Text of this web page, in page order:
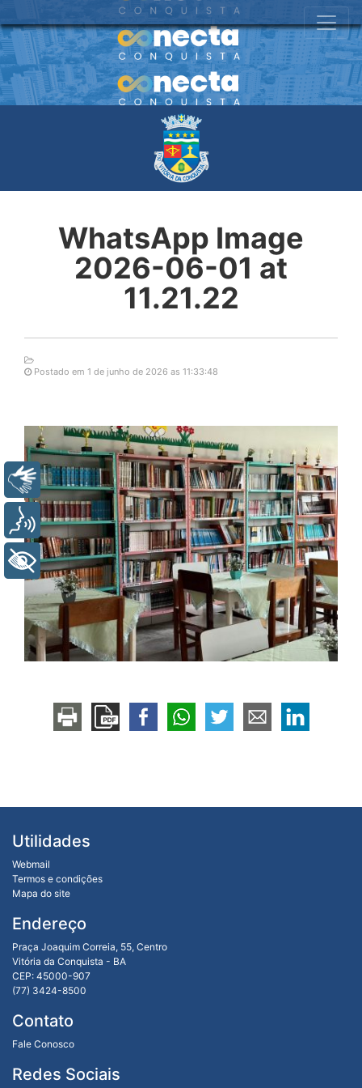
WhatsApp Image
2026-06-01 at
11.21.22
Postado em 1 de junho de 2026 as 11:33:48
Utilidades
Webmail
Termos e condições
Mapa do site
Endereço
Praça Joaquim Correia, 55, Centro
Vitória da Conquista - BA
CEP: 45000-907
(77) 3424-8500
Contato
Fale Conosco
Redes Sociais
Libras
Voz
+ Acessibilidade